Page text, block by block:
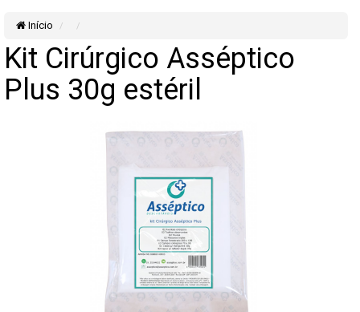
Início
Kit Cirúrgico Asséptico
Plus 30g estéril